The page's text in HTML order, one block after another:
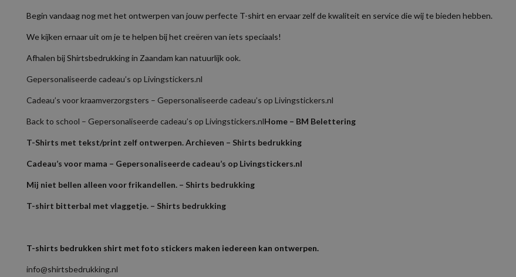
Begin vandaag nog met het ontwerpen van jouw perfecte T-shirt en ervaar zelf de kwaliteit en service die wij te bieden hebben.
We kijken ernaar uit om je te helpen bij het creëren van iets speciaals!
Afhalen bij Shirtsbedrukking in Zaandam kan natuurlijk ook.
Gepersonaliseerde cadeau’s op Livingstickers.nl
Cadeau’s voor kraamverzorgsters – Gepersonaliseerde cadeau’s op Livingstickers.nl
Back to school – Gepersonaliseerde cadeau’s op Livingstickers.nlHome – BM Belettering
T-Shirts met tekst/print zelf ontwerpen. Archieven – Shirts bedrukking
Cadeau’s voor mama – Gepersonaliseerde cadeau’s op Livingstickers.nl
Mij niet bellen alleen voor frikandellen. – Shirts bedrukking
T-shirt bitterbal met vlaggetje. – Shirts bedrukking
T-shirts bedrukken shirt met foto stickers maken iedereen kan ontwerpen.
info@shirtsbedrukking.nl